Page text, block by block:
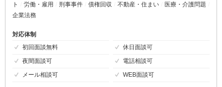
ト
労働・雇用 刑事事件 債権回収 不動産・住まい
医療・介護問題
企業法務
対応体制
初回面談無料
休日面談可
夜間面談可
電話相談可
メール相談可
WEB面談可